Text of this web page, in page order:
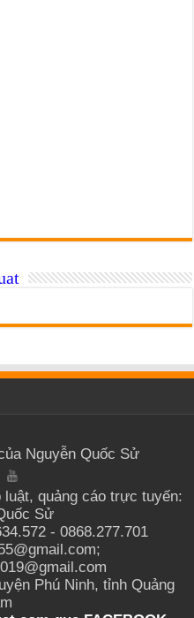
Nguyễn Quốc Sử
quảng cáo trực tuyến:
Sử
- 0868.277.701
Phú Ninh, tỉnh Quảng